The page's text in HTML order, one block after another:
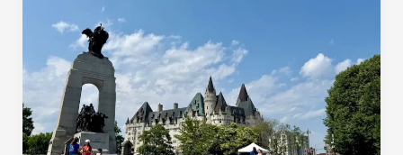
Ottawa,
Canadá